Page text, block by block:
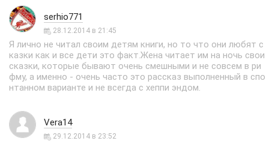
serhio771
28.12.2014 в 21:45
Я лично не читал своим детям книги, но то что они любят с
казки как и все дети это факт.Жена читает им на ночь свои
сказки, которые бывают очень смешными и не совсем в ри
фму, а именно - очень часто это рассказ выполненный в спо
нтанном варианте и не всегда с хеппи эндом.
Vera14
29.12.2014 в 23:52